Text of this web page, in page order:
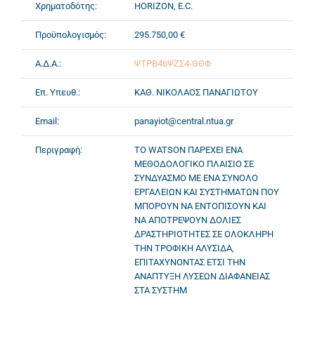
Χρηματοδότης: HORIZON, E.C.
Προϋπολογισμός: 295.750,00 €
Α.Δ.Α.: ΨΤΡΒ46ΨΖΣ4-ΘΘΦ
Επ. Υπευθ.: ΚΑΘ. ΝΙΚΟΛΑΟΣ ΠΑΝΑΓΙΩΤΟΥ
Email: panayiot@central.ntua.gr
Περιγραφή:
ΤΟ WATSON ΠΑΡΕΧΕΙ ΕΝΑ
ΜΕΘΟΔΟΛΟΓΙΚΟ ΠΛΑΙΣΙΟ ΣΕ
ΣΥΝΔΥΑΣΜΟ ΜΕ ΕΝΑ ΣΥΝΟΛΟ
ΕΡΓΑΛΕΙΩΝ ΚΑΙ ΣΥΣΤΗΜΑΤΩΝ ΠΟΥ
ΜΠΟΡΟΥΝ ΝΑ ΕΝΤΟΠΙΣΟΥΝ ΚΑΙ
ΝΑ ΑΠΟΤΡΕΨΟΥΝ ΔΟΛΙΕΣ
ΔΡΑΣΤΗΡΙΟΤΗΤΕΣ ΣΕ ΟΛΟΚΛΗΡΗ
ΤΗΝ ΤΡΟΦΙΚΗ ΑΛΥΣΙΔΑ,
ΕΠΙΤΑΧΥΝΟΝΤΑΣ ΕΤΣΙ ΤΗΝ
ΑΝΑΠΤΥΞΗ ΛΥΣΕΩΝ ΔΙΑΦΑΝΕΙΑΣ
ΣΤΑ ΣΥΣΤΗΜ